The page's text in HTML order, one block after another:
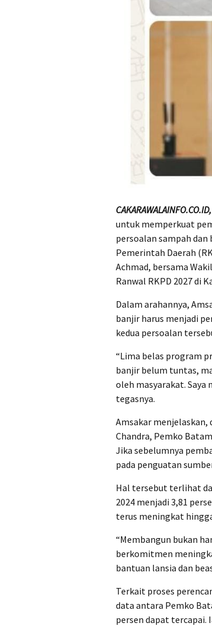
untuk memperkuat
persoalan sampah
Pemerintah Daerah
Achmad, bersama
Ranwal RKPD 2027 di
Dalam arahannya,
banjir harus menjadi
kedua persoalan
“Lima belas program
banjir belum tuntas,
oleh masyarakat. Saya
tegasnya.
Amsakar menjelaskan,
Chandra, Pemko
Jika sebelumnya
pada penguatan
Hal tersebut terlihat
2024 menjadi 3,81
terus meningkat
“Membangun bukan
berkomitmen
bantuan lansia dan
Terkait proses
data antara Pemko
persen dapat tercapai.